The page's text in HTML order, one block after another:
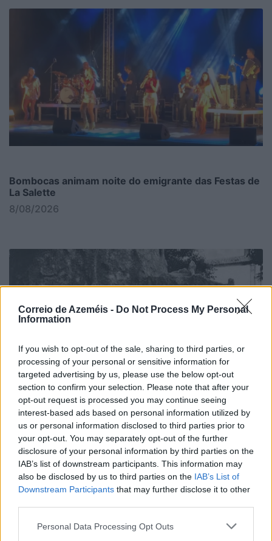
Correio de Azeméis - Do Not Process My Personal
Information
If you wish to opt-out of the sale, sharing to third parties, or
processing of your personal or sensitive information for
targeted advertising by us, please use the below opt-out
section to confirm your selection. Please note that after your
opt-out request is processed you may continue seeing
interest-based ads based on personal information utilized by
us or personal information disclosed to third parties prior to
your opt-out. You may separately opt-out of the further
disclosure of your personal information by third parties on the
IAB’s list of downstream participants. This information may
also be disclosed by us to third parties on the IAB’s List of
Downstream Participants that may further disclose it to other
Personal Data Processing Opt Outs
Bombocas animam noite do emigrante das Festas de
La Salette
8/08/2026
As comissões que transformaram um monte no
Parque de La Salette
8/08/2026